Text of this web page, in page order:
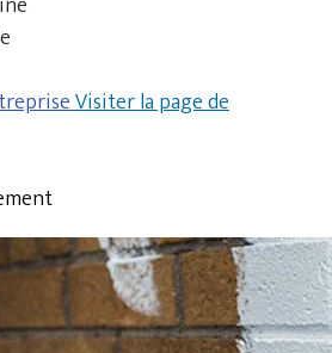
Visiter la page de